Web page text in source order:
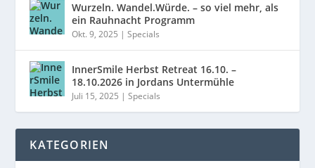
Wurzeln. Wandel.Würde. – so viel mehr, als
ein Rauhnacht Programm
Okt. 9, 2025 |Specials
InnerSmile Herbst Retreat 16.10. –
18.10.2026 in Jordans Untermühle
Juli 15, 2025 |Specials
KATEGORIEN